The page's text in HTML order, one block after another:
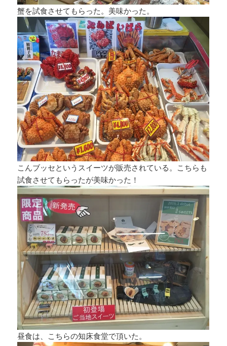
蟹を試食させてもらった。美味かった。
こんブッセというスイーツが販売されている。こちらも
試食させてもらったが美味かった！
昼食は、こちらの知床食堂で頂いた。